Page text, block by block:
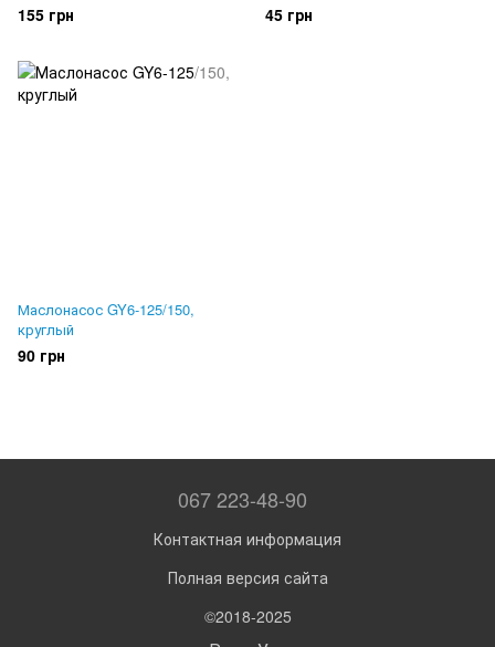
155 грн 45 грн
Маслонасос GY6-125/150,
круглый
90 грн
067 223-48-90
Контактная информация
Полная версия сайта
©2018-2025